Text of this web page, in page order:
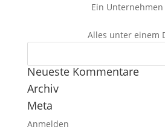
Ein
Alles unter einem
Neueste Kommentare
Archiv
Meta
Anmelden